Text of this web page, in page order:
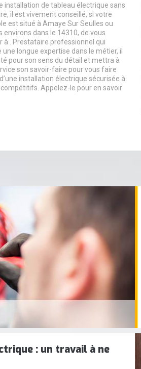
installation de tableau électrique sans
il est vivement conseillé, si votre
est situé à Amaye Sur Seulles ou
environs dans le 14310, de vous
à . Prestataire professionnel qui
une longue expertise dans le métier, il
pour son sens du détail et mettra à
son savoir-faire pour vous faire
installation électrique sécurisée à
compétitifs. Appelez-le pour en savoir
: un travail à ne